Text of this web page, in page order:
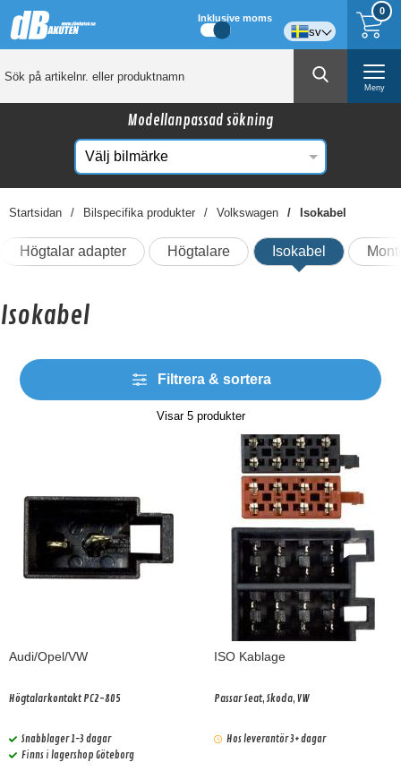
0
Inklusive moms
sv
Meny
Modellanpassad sökning
Startsidan Bilspecifika produkter Volkswagen Isokabel
Högtalar adapter Högtalare Isokabel
Isokabel
Filtrera & sortera
Visar 5produkter
Audi/Opel/VW
Högtalarkontakt PC2-805
Snabblager 1-3 dagar
Finns i lagershop Göteborg
ISO Kablage
Passar Seat, Skoda, VW
Hos leverantör 3+ dagar